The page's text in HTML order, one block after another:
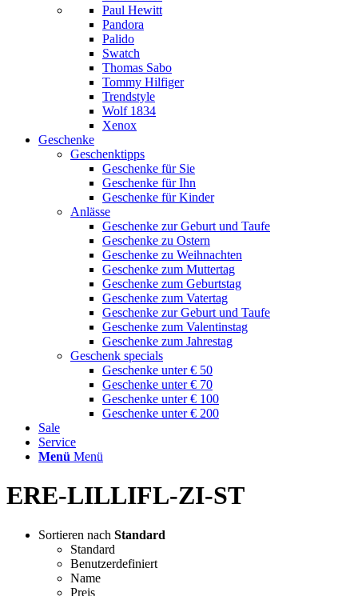
Paul Hewitt
Pandora
Palido
Swatch
Thomas Sabo
Tommy Hilfiger
Trendstyle
Wolf 1834
Xenox
Geschenke
Geschenktipps
Geschenke für Sie
Geschenke für Ihn
Geschenke für Kinder
Anlässe
Geschenke zur Geburt und Taufe
Geschenke zu Ostern
Geschenke zu Weihnachten
Geschenke zum Muttertag
Geschenke zum Geburtstag
Geschenke zum Vatertag
Geschenke zur Geburt und Taufe
Geschenke zum Valentinstag
Geschenke zum Jahrestag
Geschenk specials
Geschenke unter € 50
Geschenke unter € 70
Geschenke unter € 100
Geschenke unter € 200
Sale
Service
Menü Menü
ERE-LILLIFL-ZI-ST
Sortieren nach Standard
Standard
Benutzerdefiniert
Name
Preis